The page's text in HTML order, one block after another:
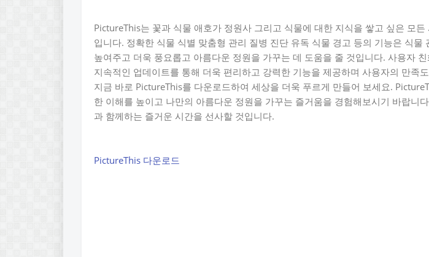
PictureThis는 꽃과 식물 애호가 정원사 그리고 식물에 대한 지식을 쌓고 싶은 모든
입니다. 정확한 식물 식별 맞춤형 관리 질병 진단 유독 식물 경고 등의 기능은 식물
높여주고 더욱 풍요롭고 아름다운 정원을 가꾸는 데 도움을 줄 것입니다. 사용자
지속적인 업데이트를 통해 더욱 편리하고 강력한 기능을 제공하며 사용자의 만족
지금 바로 PictureThis를 다운로드하여 세상을 더욱 푸르게 만들어 보세요.
한 이해를 높이고 나만의 아름다운 정원을 가꾸는 즐거움을 경험해보시기 바랍니
과 함께하는 즐거운 시간을 선사할 것입니다.
PictureThis 다운로드